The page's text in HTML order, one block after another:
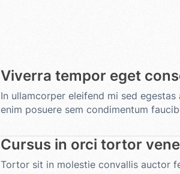
Viverra tempor eget
In ullamcorper eleifend mi sed
enim posuere sem condimentum
Cursus in orci tortor
Tortor sit in molestie convallis auctor